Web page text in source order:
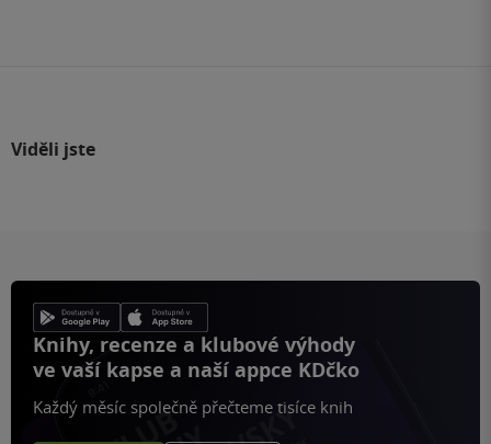
Viděli jste
Knihy, recenze a klubové výhody
ve vaší kapse a naší appce KDčko
Každý měsíc společně přečteme tisíce knih